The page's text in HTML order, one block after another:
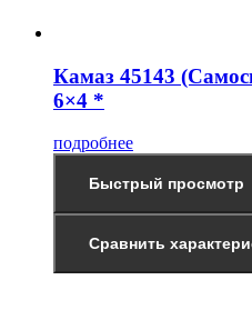
Камаз 45143
6×4 *
подробнее
Быстрый просмотр
Сравнить